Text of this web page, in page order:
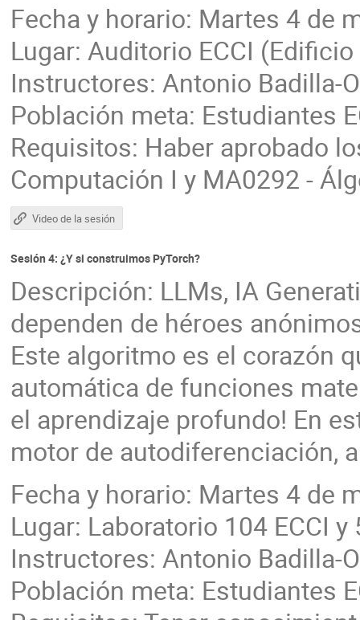
Fecha y horario: Martes 4 de
Lugar: Auditorio ECCI
Instructores: Antonio Badilla-
Población meta: Estudiantes
Requisitos: Haber aprobado
Computación I y MA0292 -
Video de la sesión
Sesión 4: ¿Y si construimos PyTorch?
Descripción: LLMs, IA
dependen de héroes
Este algoritmo es el corazón
automática de funciones
el aprendizaje profundo! En
motor de autodiferenciación,
Fecha y horario: Martes 4 de
Lugar: Laboratorio 104 ECCI y
Instructores: Antonio Badilla-
Población meta: Estudiantes